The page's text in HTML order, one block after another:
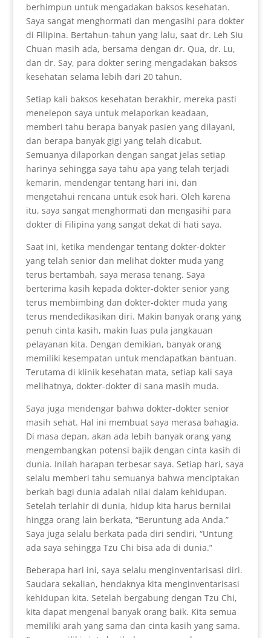
berhimpun untuk mengadakan baksos kesehatan.
Saya sangat menghormati dan mengasihi para dokter
di Filipina. Bertahun-tahun yang lalu, saat dr. Leh Siu
Chuan masih ada, bersama dengan dr. Qua, dr. Lu,
dan dr. Say, para dokter sering mengadakan baksos
kesehatan selama lebih dari 20 tahun.
Setiap kali baksos kesehatan berakhir, mereka pasti
menelepon saya untuk melaporkan keadaan,
memberi tahu berapa banyak pasien yang dilayani,
dan berapa banyak gigi yang telah dicabut.
Semuanya dilaporkan dengan sangat jelas setiap
harinya sehingga saya tahu apa yang telah terjadi
kemarin, mendengar tentang hari ini, dan
mengetahui rencana untuk esok hari. Oleh karena
itu, saya sangat menghormati dan mengasihi para
dokter di Filipina yang sangat dekat di hati saya.
Saat ini, ketika mendengar tentang dokter-dokter
yang telah senior dan melihat dokter muda yang
terus bertambah, saya merasa tenang. Saya
berterima kasih kepada dokter-dokter senior yang
terus membimbing dan dokter-dokter muda yang
terus mendedikasikan diri. Makin banyak orang yang
penuh cinta kasih, makin luas pula jangkauan
pelayanan kita. Dengan demikian, banyak orang
memiliki kesempatan untuk mendapatkan bantuan.
Terutama di klinik kesehatan mata, setiap kali saya
melihatnya, dokter-dokter di sana masih muda.
Saya juga mendengar bahwa dokter-dokter senior
masih sehat. Hal ini membuat saya merasa bahagia.
Di masa depan, akan ada lebih banyak orang yang
mengembangkan potensi bajik dengan cinta kasih di
dunia. Inilah harapan terbesar saya. Setiap hari, saya
selalu memberi tahu semuanya bahwa menciptakan
berkah bagi dunia adalah nilai dalam kehidupan.
Setelah terlahir di dunia, hidup kita harus bernilai
hingga orang lain berkata, “Beruntung ada Anda.”
Saya juga selalu berkata pada diri sendiri, “Untung
ada saya sehingga Tzu Chi bisa ada di dunia.”
Beberapa hari ini, saya selalu menginventarisasi diri.
Saudara sekalian, hendaknya kita menginventarisasi
kehidupan kita. Setelah bergabung dengan Tzu Chi,
kita dapat mengenal banyak orang baik. Kita semua
memiliki arah yang sama dan cinta kasih yang sama.